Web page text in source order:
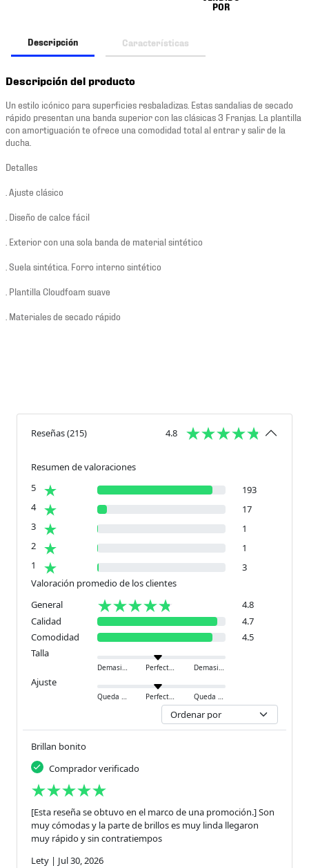
POR
Descripción Características
Descripción del producto
Un estilo icónico para superficies resbaladizas. Estas sandalias de secado
rápido presentan una banda superior con las clásicas 3 Franjas. La plantilla
con amortiguación te ofrece una comodidad total al entrar y salir de la
ducha.
Detalles
. Ajuste clásico
. Diseño de calce fácil
. Exterior con una sola banda de material sintético
. Suela sintética. Forro interno sintético
. Plantilla Cloudfoam suave
. Materiales de secado rápido
Reseñas(215) 4.8
Resumen de valoraciones
5
193
4
17
3
1
2
1
1
3
Valoración promedio de los clientes
General
4.8
Calidad
4.7
Comodidad
4.5
Talla
Demasiado pequeño Perfecto Demasiado grande
Ajuste
Queda ajustado Perfecto Queda holgado
Brillan bonito
Comprador verificado
[Esta reseña se obtuvo en el marco de una promoción.] Son
muy cómodas y la parte de brillos es muy linda llegaron
muy rápido y sin contratiempos
Lety | Jul 30, 2026